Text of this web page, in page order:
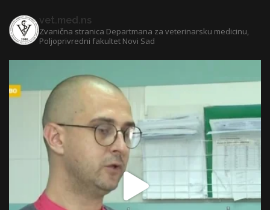
vet.med.ns
Zvanična stranica Departmana za veterinarsku medicinu,
Poljoprivredni fakultet Novi Sad